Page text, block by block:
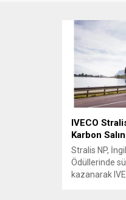
IVECO
Karbon
Stralis NP,
Ödüllerinde
kazanarak